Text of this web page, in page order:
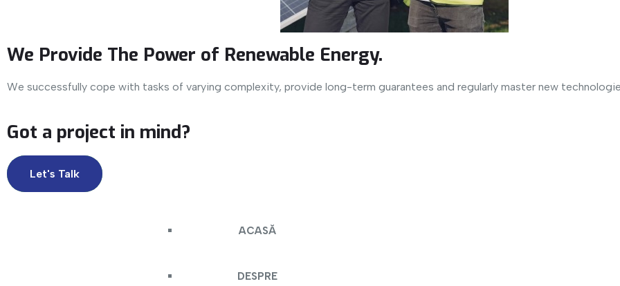
We Provide The Power of Renewable Energy.
We successfully cope with tasks of varying complexity, provide long-term guarantees and regularly master new
Got a project in mind?
Let's Talk
ACASĂ
DESPRE